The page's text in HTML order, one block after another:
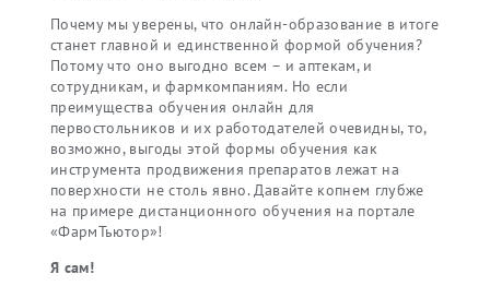
Почему мы уверены, что онлайн-образование в итоге
станет главной и единственной формой обучения?
Потому что оно выгодно всем – и аптекам, и
сотрудникам, и фармкомпаниям. Но если
преимущества обучения онлайн для
первостольников и их работодателей очевидны, то,
возможно, выгоды этой формы обучения как
инструмента продвижения препаратов лежат на
поверхности не столь явно. Давайте копнем глубже
на примере дистанционного обучения на портале
«ФармТьютор»!
Я сам!